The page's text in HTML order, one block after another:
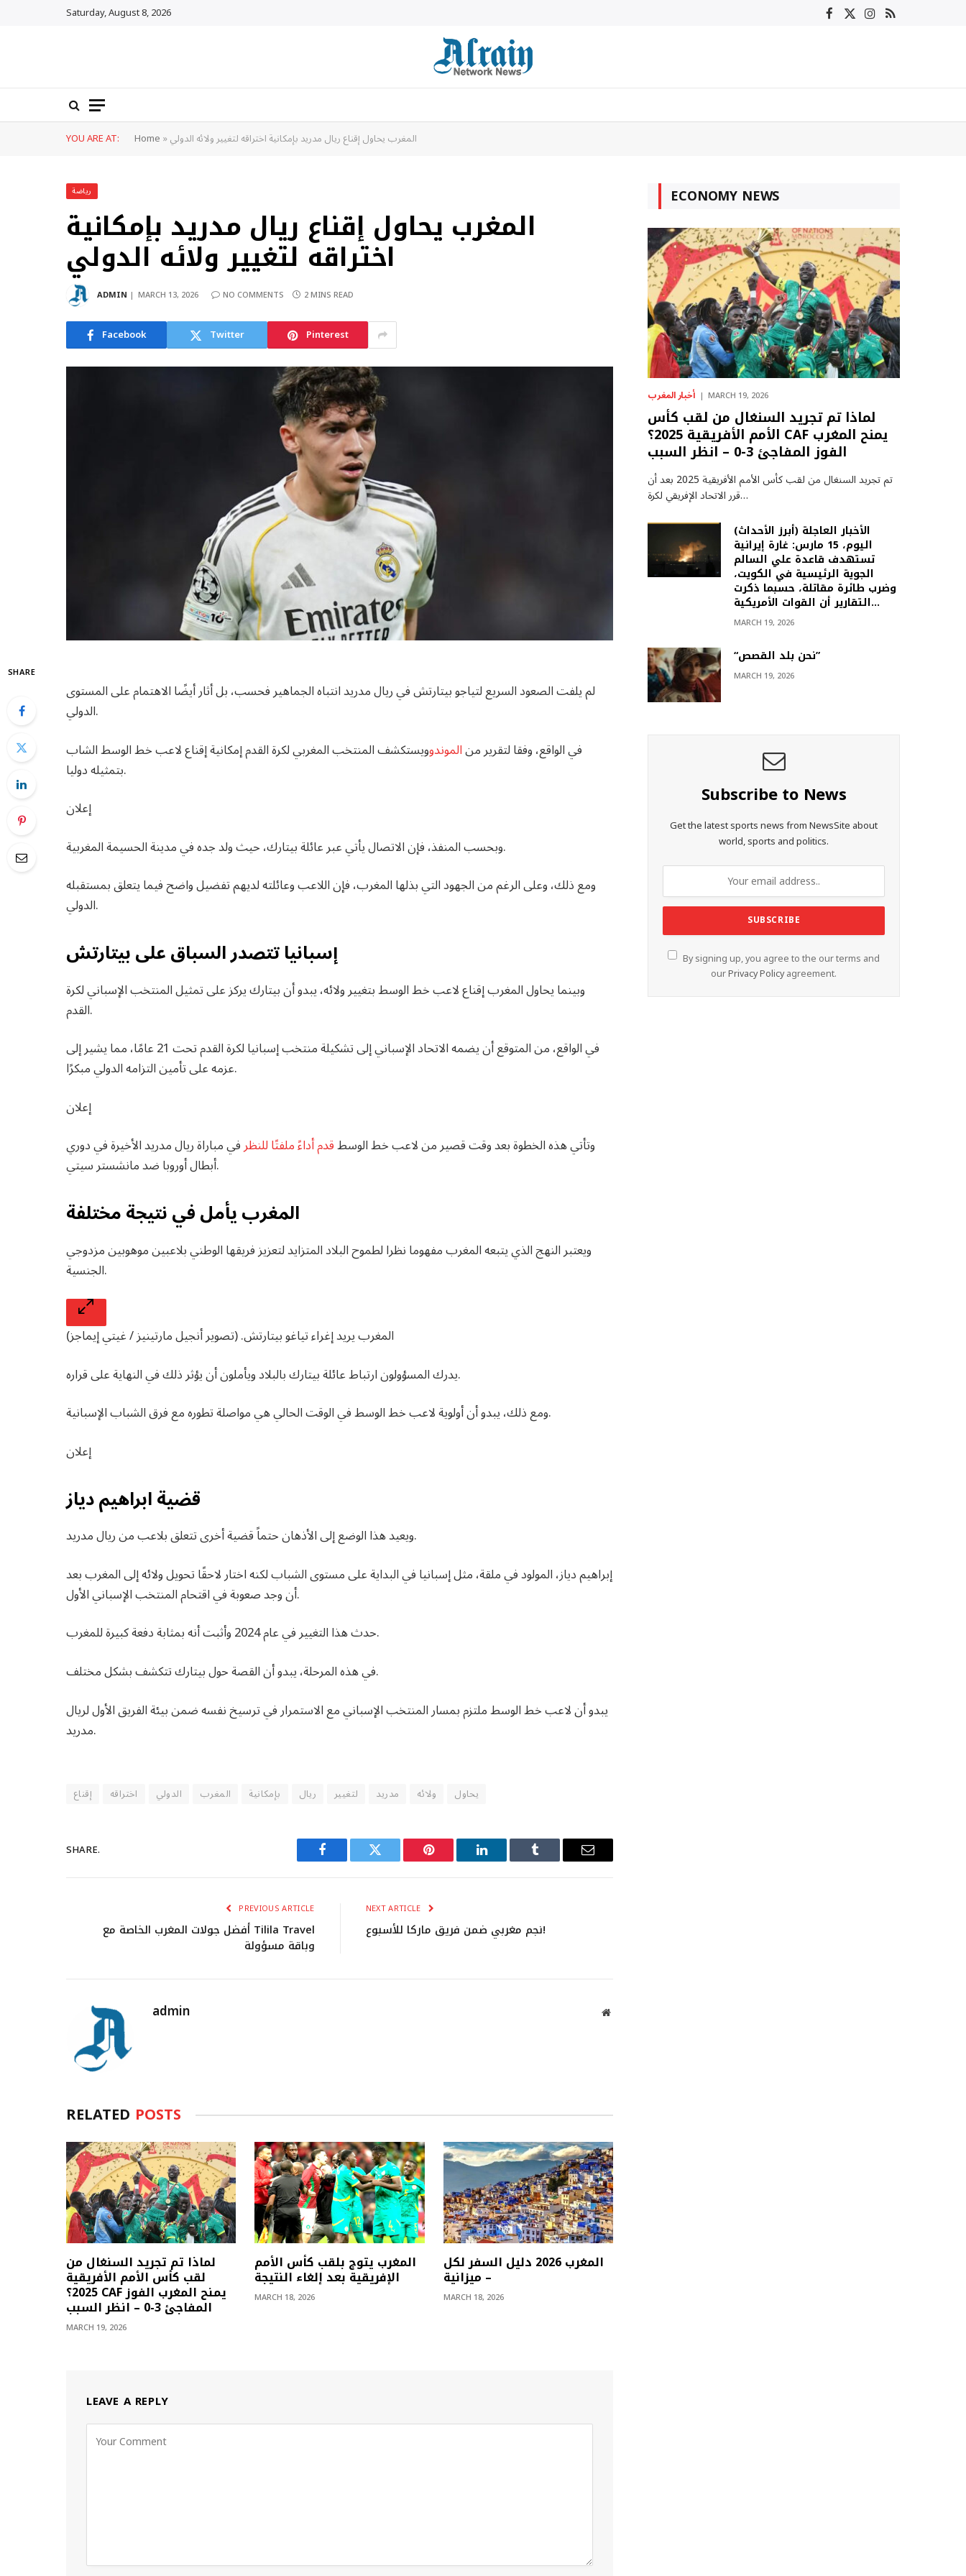
Saturday, August 8, 2026 Facebook
X Instagram
RSS
YOU ARE AT: Home»المغرب يحاول إقناع ريال مدريد بإمكانية اختراقه لتغيير ولائه الدولي
رياضة
المغرب يحاول إقناع ريال مدريد بإمكانية
اختراقه لتغيير ولائه الدولي
ADMIN MARCH 13, 2026 NO COMMENTS 2 MINS READ
Facebook Twitter Pinterest
SHARE
لم يلفت الصعود السريع لتياجو بيتارتش في ريال مدريد انتباه الجماهير فحسب، بل أثار أيضًا الاهتمام على المستوى
الدولي.
في الواقع، وفقا لتقرير منالموندوويستكشف المنتخب المغربي لكرة القدم إمكانية إقناع لاعب خط الوسط الشاب
بتمثيله دوليا.
إعلان
وبحسب المنفذ، فإن الاتصال يأتي عبر عائلة بيتارك، حيث ولد جده في مدينة الحسيمة المغربية.
ومع ذلك، وعلى الرغم من الجهود التي بذلها المغرب، فإن اللاعب وعائلته لديهم تفضيل واضح فيما يتعلق بمستقبله
الدولي.
إسبانيا تتصدر السباق على بيتارتش
وبينما يحاول المغرب إقناع لاعب خط الوسط بتغيير ولائه، يبدو أن بيتارك يركز على تمثيل المنتخب الإسباني لكرة
القدم.
في الواقع، من المتوقع أن يضمه الاتحاد الإسباني إلى تشكيلة منتخب إسبانيا لكرة القدم تحت 21 عامًا، مما يشير إلى
عزمه على تأمين التزامه الدولي مبكرًا.
إعلان
وتأتي هذه الخطوة بعد وقت قصير من لاعب خط الوسطقدم أداءً ملفتًا للنظرفي مباراة ريال مدريد الأخيرة في دوري
أبطال أوروبا ضد مانشستر سيتي.
المغرب يأمل في نتيجة مختلفة
ويعتبر النهج الذي يتبعه المغرب مفهوما نظرا لطموح البلاد المتزايد لتعزيز فريقها الوطني بلاعبين موهوبين مزدوجي
الجنسية.
المغرب يريد إغراء تياغو بيتارتش. (تصوير أنجيل مارتينيز / غيتي إيماجز)
يدرك المسؤولون ارتباط عائلة بيتارك بالبلاد ويأملون أن يؤثر ذلك في النهاية على قراره.
ومع ذلك، يبدو أن أولوية لاعب خط الوسط في الوقت الحالي هي مواصلة تطوره مع فرق الشباب الإسبانية.
إعلان
قضية ابراهيم دياز
ويعيد هذا الوضع إلى الأذهان حتماً قضية أخرى تتعلق بلاعب من ريال مدريد.
إبراهيم دياز، المولود في ملقة، مثل إسبانيا في البداية على مستوى الشباب لكنه اختار لاحقًا تحويل ولائه إلى المغرب بعد
أن وجد صعوبة في اقتحام المنتخب الإسباني الأول.
حدث هذا التغيير في عام 2024 وأثبت أنه بمثابة دفعة كبيرة للمغرب.
في هذه المرحلة، يبدو أن القصة حول بيتارك تتكشف بشكل مختلف.
يبدو أن لاعب خط الوسط ملتزم بمسار المنتخب الإسباني مع الاستمرار في ترسيخ نفسه ضمن بيئة الفريق الأول لريال
مدريد.
إقناع اختراقه الدولي المغرب بإمكانية ريال لتغيير مدريد ولائه يحاول
SHARE.
Facebook Twitter Pinterest LinkedIn Tumblr Email
PREVIOUS ARTICLE
أفضل جولات المغرب الخاصة مع Tilila Travel
وباقة مسؤولة
NEXT ARTICLE
نجم مغربي ضمن فريق ماركا للأسبوع!
admin Website
RELATED POSTS
لماذا تم تجريد السنغال من
لقب كأس الأمم الأفريقية
2025؟ CAF يمنح المغرب الفوز
المفاجئ 3-0 – انظر السبب
MARCH 19, 2026
المغرب يتوج بلقب كأس الأمم
الإفريقية بعد إلغاء النتيجة
MARCH 18, 2026
المغرب 2026 دليل السفر لكل
ميزانية –
MARCH 18, 2026
LEAVE A REPLY
ECONOMY NEWS
أخبار المغرب MARCH 19, 2026
لماذا تم تجريد السنغال من لقب كأس
الأمم الأفريقية 2025؟ CAF يمنح المغرب
الفوز المفاجئ 3-0 – انظر السبب
تم تجريد السنغال من لقب كأس الأمم الأفريقية 2025 بعد أن
قرر الاتحاد الإفريقي لكرة…
(أبرز الأحداث) الأخبار العاجلة
اليوم، 15 مارس: غارة إيرانية
تستهدف قاعدة علي السالم
الجوية الرئيسية في الكويت،
وضرب طائرة مقاتلة، حسبما ذكرت
التقارير أن القوات الأمريكية…
MARCH 19, 2026
“نحن بلد القصص”
MARCH 19, 2026
Subscribe to News
Get the latest sports news from NewsSite about
world, sports and politics.
By signing up, you agree to the our terms and
ourPrivacy Policyagreement.